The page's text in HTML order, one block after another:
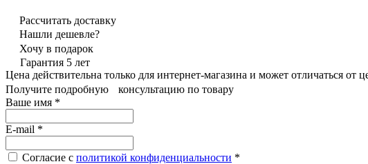
Рассчитать доставку
Нашли дешевле?
Хочу в подарок
Гарантия 5 лет
Цена действительна только для интернет-магазина и может отличаться от
Получите подробную консультацию по товару
Ваше имя *
E-mail *
Согласие с политикой конфиденциальности *